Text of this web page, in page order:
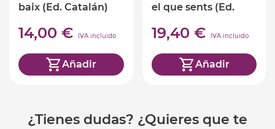
baix (Ed. Catalán)
14,00 € IVA incluido
Añadir
el que sents (Ed.
19,40 € IVA incluido
Añadir
¿Tienes dudas? ¿Quieres que te